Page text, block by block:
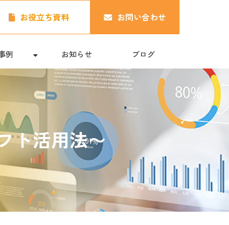
お役立ち資料 お問い合わせ
例 お知らせ ブログ
ト活用法〜